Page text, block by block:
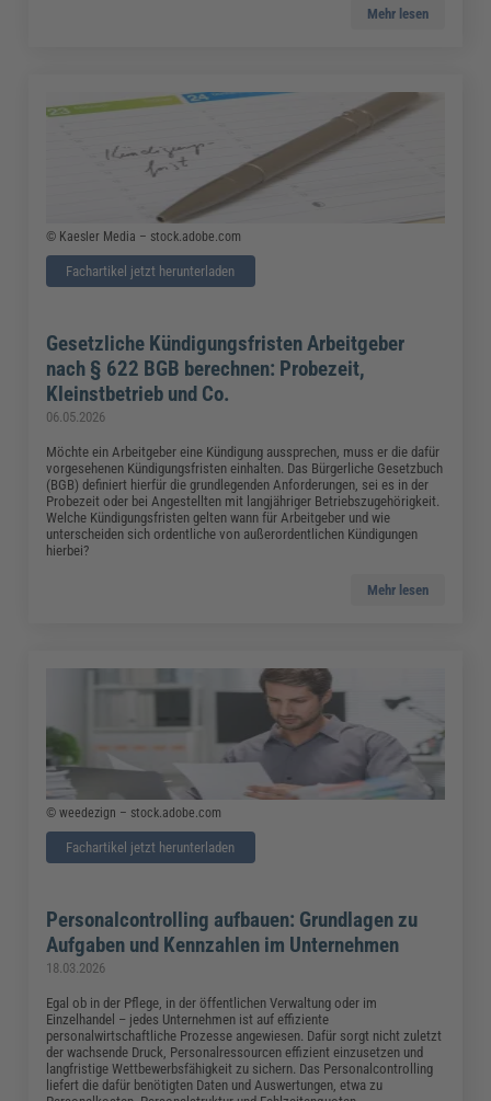
Mehr lesen
© Kaesler Media – stock.adobe.com
Fachartikel jetzt herunterladen
Gesetzliche Kündigungsfristen Arbeitgeber
nach § 622 BGB berechnen: Probezeit,
Kleinstbetrieb und Co.
06.05.2026
Möchte ein Arbeitgeber eine Kündigung aussprechen, muss er die dafür
vorgesehenen Kündigungsfristen einhalten. Das Bürgerliche Gesetzbuch
(BGB) definiert hierfür die grundlegenden Anforderungen, sei es in der
Probezeit oder bei Angestellten mit langjähriger Betriebszugehörigkeit.
Welche Kündigungsfristen gelten wann für Arbeitgeber und wie
unterscheiden sich ordentliche von außerordentlichen Kündigungen
hierbei?
Mehr lesen
© weedezign – stock.adobe.com
Fachartikel jetzt herunterladen
Personalcontrolling aufbauen: Grundlagen zu
Aufgaben und Kennzahlen im Unternehmen
18.03.2026
Egal ob in der Pflege, in der öffentlichen Verwaltung oder im
Einzelhandel – jedes Unternehmen ist auf effiziente
personalwirtschaftliche Prozesse angewiesen. Dafür sorgt nicht zuletzt
der wachsende Druck, Personalressourcen effizient einzusetzen und
langfristige Wettbewerbsfähigkeit zu sichern. Das Personalcontrolling
liefert die dafür benötigten Daten und Auswertungen, etwa zu